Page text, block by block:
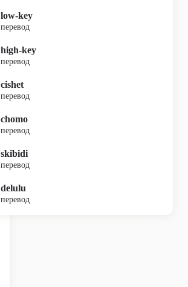
low-key
перевод
high-key
перевод
cishet
перевод
chomo
перевод
skibidi
перевод
delulu
перевод